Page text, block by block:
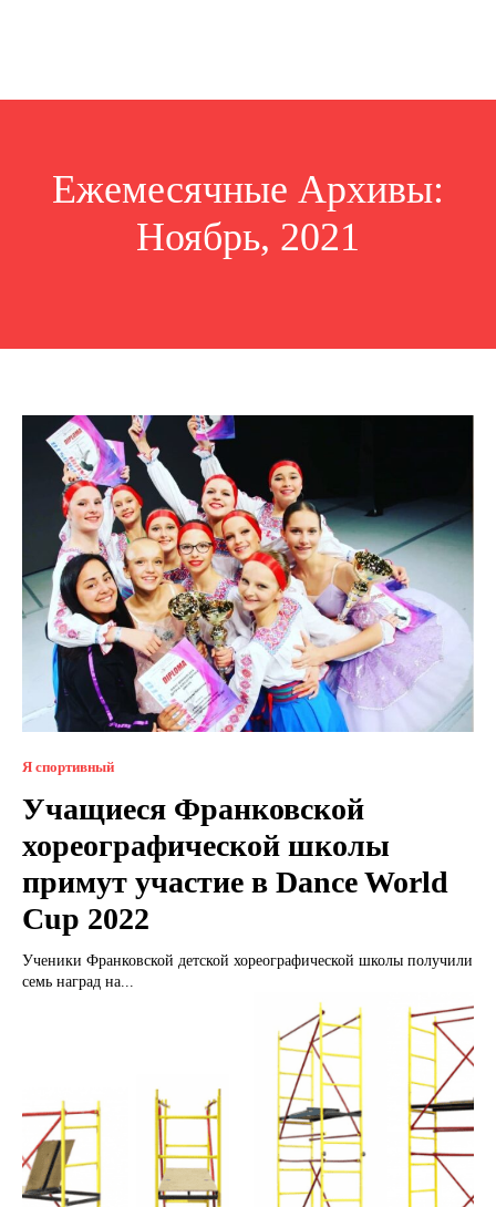
Ежемесячные Архивы:
Ноябрь, 2021
Я спортивный
Учащиеся Франковской
хореографической школы
примут участие в Dance World
Cup 2022
Ученики Франковской детской хореографической школы получили
семь наград на...